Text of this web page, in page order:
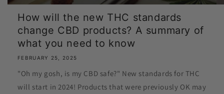
How will the new THC standards
change CBD products? A summary of
what you need to know
FEBRUARY 25, 2025
"Oh my gosh, is my CBD safe?" New standards for THC
will start in 2024! Products that were previously OK may